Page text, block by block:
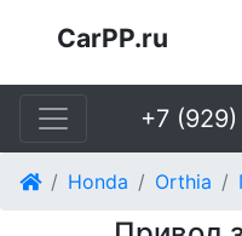
CarPP.ru
+7
Honda Orthia